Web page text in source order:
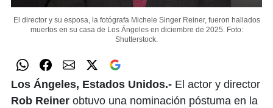
El director y su esposa, la fotógrafa Michele Singer Reiner, fueron hallados
muertos en su casa de Los Ángeles en diciembre de 2025. Foto:
Shutterstock.
Los Ángeles, Estados Unidos.- El actor y director
Rob Reiner obtuvo una nominación póstuma en la